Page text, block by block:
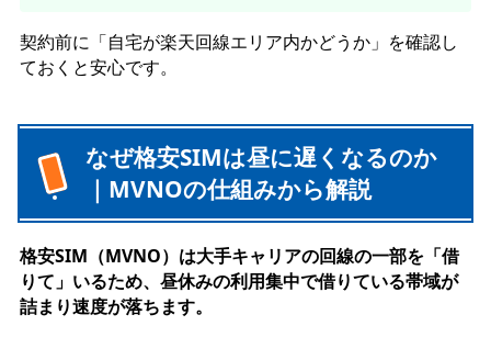
契約前に「自宅が楽天回線エリア内かどうか」を確認し
ておくと安心です。
なぜ格安SIMは昼に遅くなるのか
｜MVNOの仕組みから解説
格安SIM（MVNO）は大手キャリアの回線の一部を「借
りて」いるため、昼休みの利用集中で借りている帯域が
詰まり速度が落ちます。